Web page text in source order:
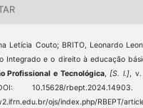
Letícia Couto; BRITO, Leonardo
Integrado e o direito à educação
Profissional e Tecnológica,[S. l.],
10.15628/
ojs/index.php/RBEPT/